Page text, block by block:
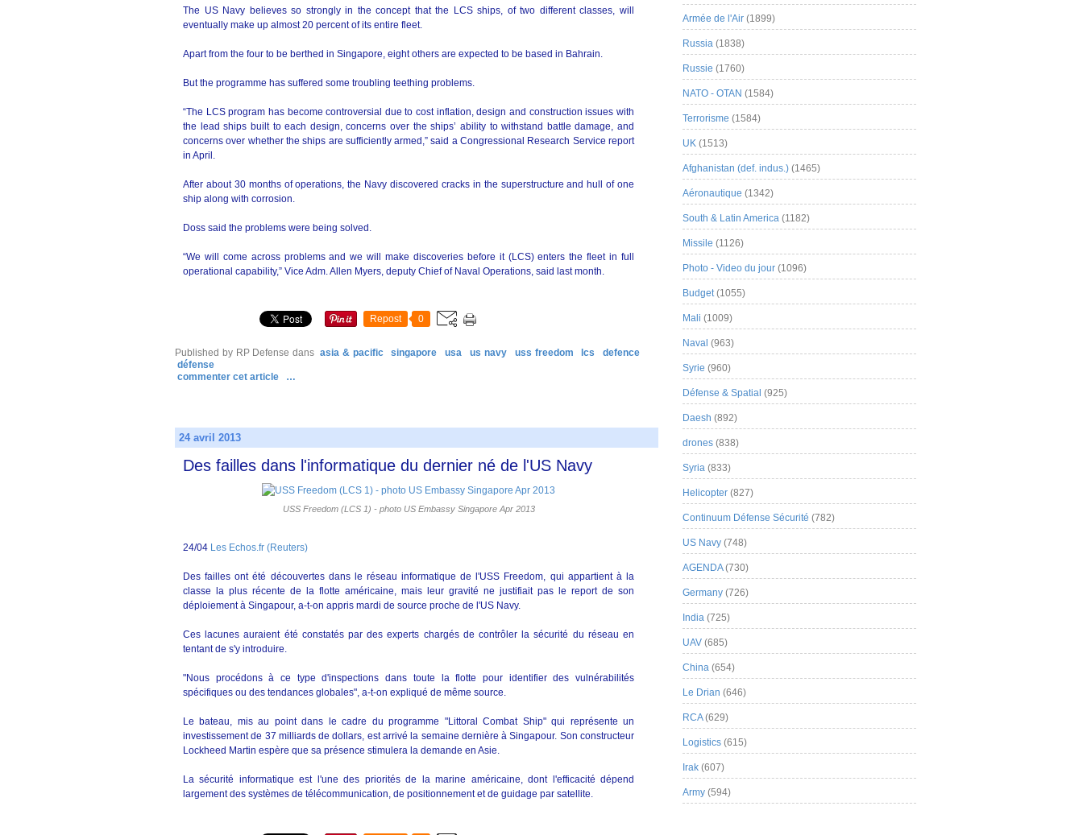
The US Navy believes so strongly in the concept that the LCS ships, of two different classes, will
eventually make up almost 20 percent of its entire fleet.
Apart from the four to be berthed in Singapore, eight others are expected to be based in Bahrain.
But the programme has suffered some troubling teething problems.
“The LCS program has become controversial due to cost inflation, design and construction issues with
the lead ships built to each design, concerns over the ships’ ability to withstand battle damage, and
concerns over whether the ships are sufficiently armed,” said a Congressional Research Service report
in April.
After about 30 months of operations, the Navy discovered cracks in the superstructure and hull of one
ship along with corrosion.
Doss said the problems were being solved.
“We will come across problems and we will make discoveries before it (LCS) enters the fleet in full
operational capability,” Vice Adm. Allen Myers, deputy Chief of Naval Operations, said last month.
Repost 0
Published by RP Defense dans asia & pacific singapore usa us navy uss freedom lcs
defence
défense
commenter cet article
…
24 avril 2013
Des failles dans l'informatique du dernier né de l'US Navy
USS Freedom (LCS 1) - photo US Embassy Singapore Apr 2013
24/04 Les Echos.fr (Reuters)
Des failles ont été découvertes dans le réseau informatique de l'USS Freedom, qui appartient à la
classe la plus récente de la flotte américaine, mais leur gravité ne justifiait pas le report de son
déploiement à Singapour, a-t-on appris mardi de source proche de l'US Navy.
Ces lacunes auraient été constatés par des experts chargés de contrôler la sécurité du réseau en
tentant de s'y introduire.
"Nous procédons à ce type d'inspections dans toute la flotte pour identifier des vulnérabilités
spécifiques ou des tendances globales", a-t-on expliqué de même source.
Le bateau, mis au point dans le cadre du programme "Littoral Combat Ship" qui représente un
investissement de 37 milliards de dollars, est arrivé la semaine dernière à Singapour. Son constructeur
Lockheed Martin espère que sa présence stimulera la demande en Asie.
La sécurité informatique est l'une des priorités de la marine américaine, dont l'efficacité dépend
largement des systèmes de télécommunication, de positionnement et de guidage par satellite.
Armée de l'Air (1899)
Russia (1838)
Russie (1760)
NATO - OTAN (1584)
Terrorisme (1584)
UK (1513)
Afghanistan (def. indus.) (1465)
Aéronautique (1342)
South & Latin America (1182)
Missile (1126)
Photo - Video du jour (1096)
Budget(1055)
Mali (1009)
Naval (963)
Syrie (960)
Défense & Spatial (925)
Daesh (892)
drones (838)
Syria (833)
Helicopter (827)
Continuum Défense Sécurité (782)
US Navy (748)
AGENDA(730)
Germany (726)
India (725)
UAV (685)
China (654)
Le Drian (646)
RCA(629)
Logistics (615)
Irak (607)
Army (594)